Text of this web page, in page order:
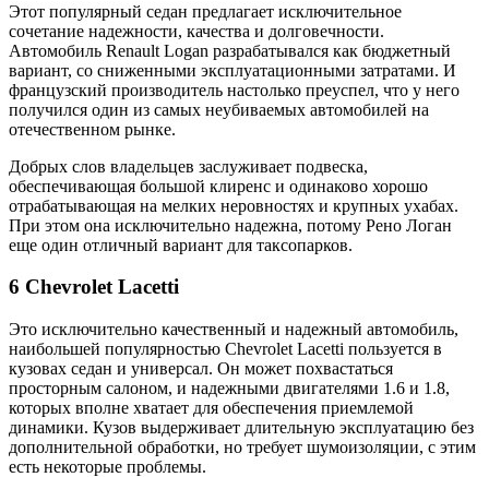
Этот популярный седан предлагает исключительное
сочетание надежности, качества и долговечности.
Автомобиль Renault Logan разрабатывался как бюджетный
вариант, со сниженными эксплуатационными затратами. И
французский производитель настолько преуспел, что у него
получился один из самых неубиваемых автомобилей на
отечественном рынке.
Добрых слов владельцев заслуживает подвеска,
обеспечивающая большой клиренс и одинаково хорошо
отрабатывающая на мелких неровностях и крупных ухабах.
При этом она исключительно надежна, потому Рено Логан
еще один отличный вариант для таксопарков.
6 Chevrolet Lacetti
Это исключительно качественный и надежный автомобиль,
наибольшей популярностью Chevrolet Lacetti пользуется в
кузовах седан и универсал. Он может похвастаться
просторным салоном, и надежными двигателями 1.6 и 1.8,
которых вполне хватает для обеспечения приемлемой
динамики. Кузов выдерживает длительную эксплуатацию без
дополнительной обработки, но требует шумоизоляции, с этим
есть некоторые проблемы.